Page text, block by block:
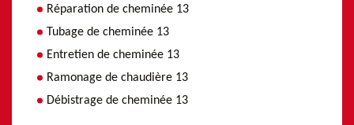
Réparation de cheminée 13
Tubage de cheminée 13
Entretien de cheminée 13
Ramonage de chaudière 13
Débistrage de cheminée 13